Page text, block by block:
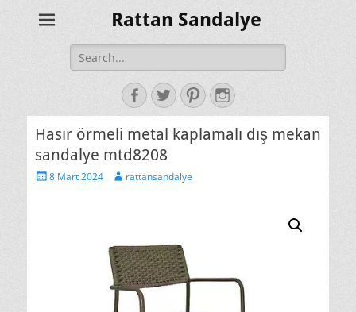
Rattan Sandalye
Search
for:
Facebook
TwitterPinterestInstagram
Hasır örmeli metal kaplamalı dış mekan
sandalye mtd8208
Posted8 Mart 2024 Authorrattansandalye